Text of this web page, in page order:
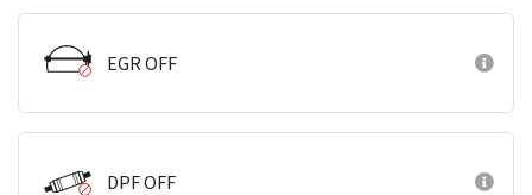
EGR OFF
DPF OFF